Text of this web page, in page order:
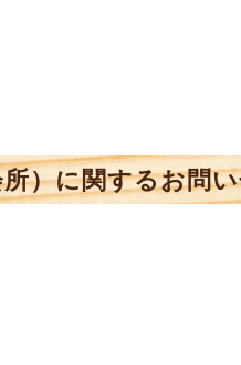
）に関するお問